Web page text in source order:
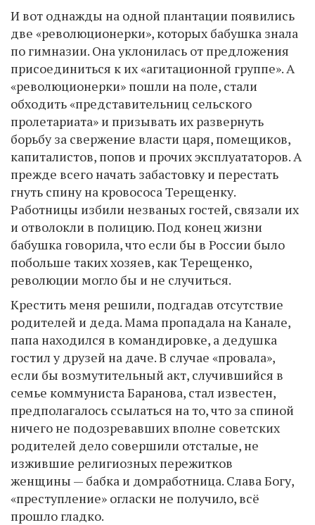
И вот однажды на одной плантации появились
две «революционерки», которых бабушка знала
по гимназии. Она уклонилась от предложения
присоединиться к их «агитационной группе». А
«революционерки» пошли на поле, стали
обходить «представительниц сельского
пролетариата» и призывать их развернуть
борьбу за свержение власти царя, помещиков,
капиталистов, попов и прочих эксплуататоров. А
прежде всего начать забастовку и перестать
гнуть спину на кровососа Терещенку.
Работницы избили незваных гостей, связали их
и отволокли в полицию. Под конец жизни
бабушка говорила, что если бы в России было
побольше таких хозяев, как Терещенко,
революции могло бы и не случиться.
Крестить меня решили, подгадав отсутствие
родителей и деда. Мама пропадала на Канале,
папа находился в командировке, а дедушка
гостил у друзей на даче. В случае «провала»,
если бы возмутительный акт, случившийся в
семье коммуниста Баранова, стал известен,
предполагалось ссылаться на то, что за спиной
ничего не подозревавших вполне советских
родителей дело совершили отсталые, не
изжившие религиозных пережитков
женщины — бабка и домработница. Слава Богу,
«преступление» огласки не получило, всё
прошло гладко.